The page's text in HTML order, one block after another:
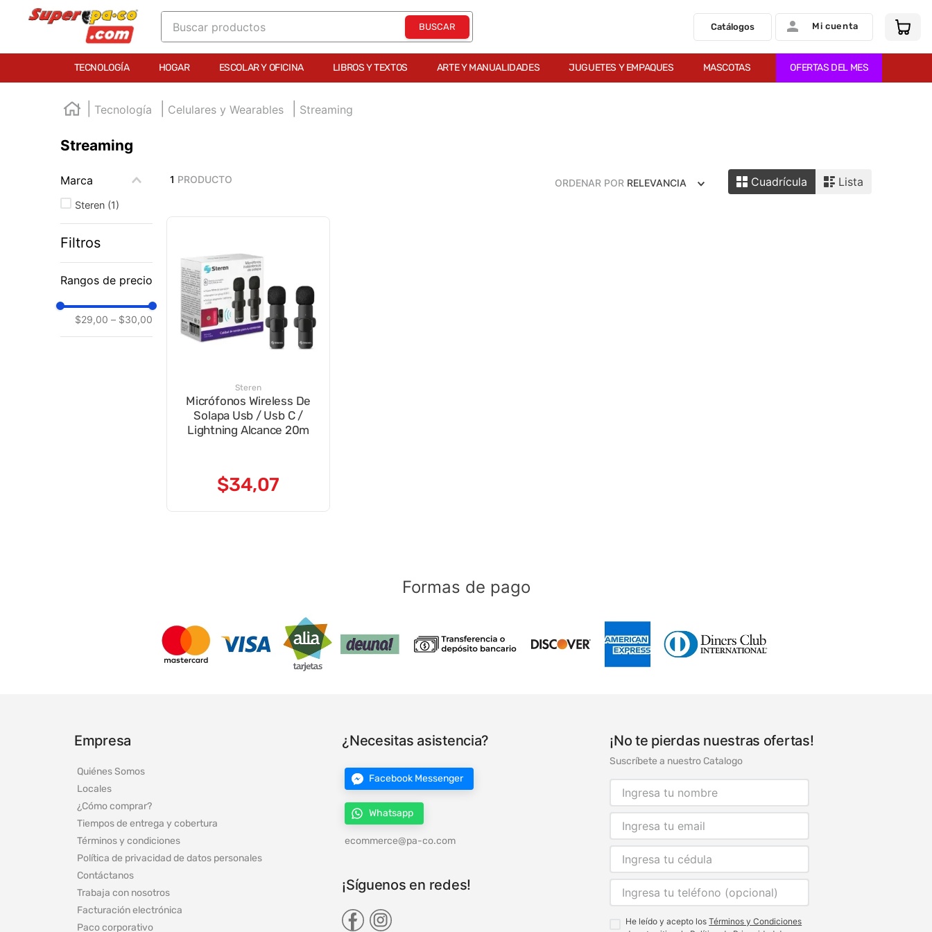
Buscar productos
Catálogos Mi cuenta
TECNOLOGÍA HOGAR ESCOLAR Y OFICINA LIBROS Y TEXTOS ARTE Y MANUALIDADES JUGUETES Y EMPAQUES MASCOTAS OFERTAS DEL MES
Tecnología Celulares y Wearables Streaming
Streaming
Filtros
Marca
Steren (1)
Rangos de precio
$29,00 – $30,00
1 PRODUCTO ORDENAR POR RELEVANCIA Cuadrícula Lista
Steren
Micrófonos Wireless De
Solapa Usb / Usb C /
Lightning Alcance 20m
$34,07
Formas de pago
Empresa
Quiénes Somos
Locales
¿Cómo comprar?
Tiempos de entrega y cobertura
Términos y condiciones
Política de privacidad de datos personales
Contáctanos
Trabaja con nosotros
Facturación electrónica
Paco corporativo
¿Necesitas asistencia?
Facebook Messenger
Whatsapp
ecommerce@pa-co.com
¡Síguenos en redes!
¡No te pierdas nuestras ofertas!
Suscríbete a nuestro Catalogo
He leído y acepto losTérminos y Condiciones
TÉRMINOS MÁS BUSCADOS
5.
mouse
.
impresora
10. calculadora